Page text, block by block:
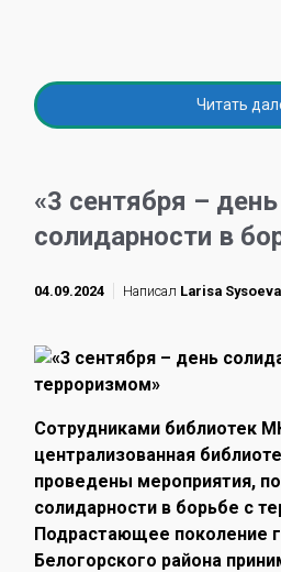
Читать
«3 сентября – день
солидарности в
04.09.2024 Написал Larisa Sysoeva
Сотрудниками библиотек
централизованная
проведены мероприятия,
солидарности в борьбе с
Подрастающее поколение
Белогорского района